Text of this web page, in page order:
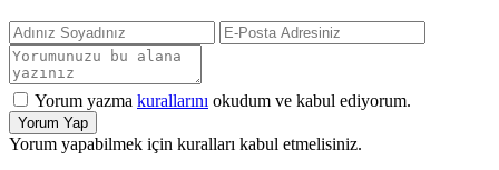
Yorum yazma kurallarını okudum ve kabul ediyorum.
Yorum Yap
Yorum yapabilmek için kuralları kabul etmelisiniz.